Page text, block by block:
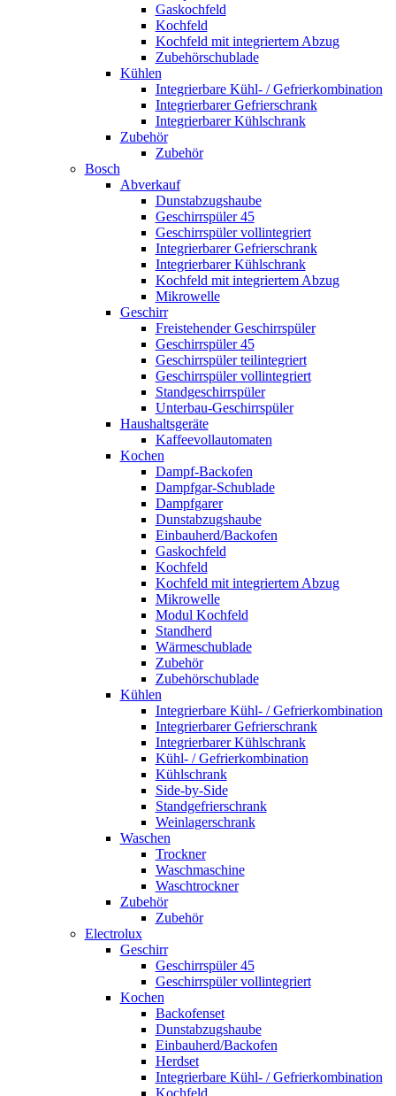
Gaskochfeld
Kochfeld
Kochfeld mit integriertem Abzug
Zubehörschublade
Kühlen
Integrierbare Kühl- / Gefrierkombination
Integrierbarer Gefrierschrank
Integrierbarer Kühlschrank
Zubehör
Zubehör
Bosch
Abverkauf
Dunstabzugshaube
Geschirrspüler 45
Geschirrspüler vollintegriert
Integrierbarer Gefrierschrank
Integrierbarer Kühlschrank
Kochfeld mit integriertem Abzug
Mikrowelle
Geschirr
Freistehender Geschirrspüler
Geschirrspüler 45
Geschirrspüler teilintegriert
Geschirrspüler vollintegriert
Standgeschirrspüler
Unterbau-Geschirrspüler
Haushaltsgeräte
Kaffeevollautomaten
Kochen
Dampf-Backofen
Dampfgar-Schublade
Dampfgarer
Dunstabzugshaube
Einbauherd/Backofen
Gaskochfeld
Kochfeld
Kochfeld mit integriertem Abzug
Mikrowelle
Modul Kochfeld
Standherd
Wärmeschublade
Zubehör
Zubehörschublade
Kühlen
Integrierbare Kühl- / Gefrierkombination
Integrierbarer Gefrierschrank
Integrierbarer Kühlschrank
Kühl- / Gefrierkombination
Kühlschrank
Side-by-Side
Standgefrierschrank
Weinlagerschrank
Waschen
Trockner
Waschmaschine
Waschtrockner
Zubehör
Zubehör
Electrolux
Geschirr
Geschirrspüler 45
Geschirrspüler vollintegriert
Kochen
Backofenset
Dunstabzugshaube
Einbauherd/Backofen
Herdset
Integrierbare Kühl- / Gefrierkombination
Kochfeld